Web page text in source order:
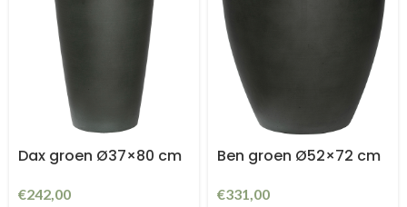
Dax groen Ø37×80 cm
€242,00
Ben groen Ø52×72 cm
€331,00